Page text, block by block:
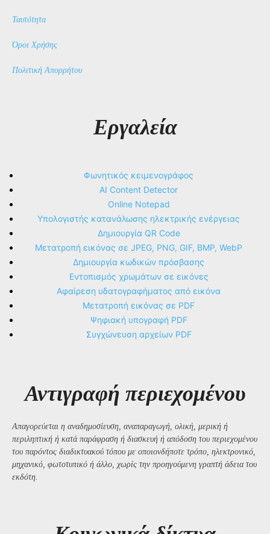
Ταυτότητα
Όροι Χρήσης
Πολιτική Απορρήτου
Εργαλεία
Φωνητικός κειμενογράφος
AI Content Detector
Online Notepad
Υπολογιστής κατανάλωσης ηλεκτρικής ενέργειας
Δημιουργία QR Code
Μετατροπή εικόνας σε JPEG, PNG, GIF, BMP, WebP
Δημιουργία κωδικών πρόσβασης
Εντοπισμός χρωμάτων σε εικόνες
Αφαίρεση υδατογραφήματος από εικόνα
Μετατροπή εικόνας σε PDF
Ψηφιακή υπογραφή PDF
Συγχώνευση αρχείων PDF
Αντιγραφή περιεχομένου
Απαγορεύεται η αναδημοσίευση, αναπαραγωγή, ολική, μερική ή
περιληπτική ή κατά παράφραση ή διασκευή ή απόδοση του περιεχομένου
του παρόντος διαδικτυακού τόπου με οποιονδήποτε τρόπο, ηλεκτρονικό,
μηχανικό, φωτοτυπικό ή άλλο, χωρίς την προηγούμενη γραπτή άδεια του
εκδότη.